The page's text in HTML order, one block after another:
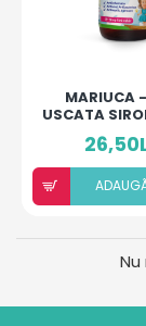
MARIUCA
USCATA
2ANI+